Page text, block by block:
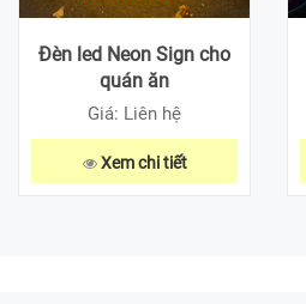
Đèn led Neon Sign cho
quán ăn
Giá: Liên hệ
Xem chi tiết